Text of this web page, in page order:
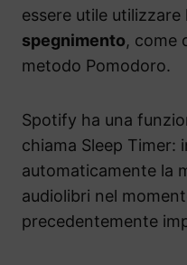
essere utile utilizzare
spegnimento, come
metodo Pomodoro.
Spotify ha una
chiama Sleep Timer:
automaticamente la
audiolibri nel
precedentemente